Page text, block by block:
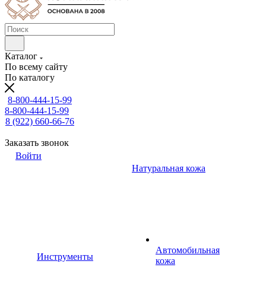
Каталог
По всему сайту
По каталогу
8-800-444-15-99
8-800-444-15-99
8 (922) 660-66-76
Заказать звонок
Войти
Инструменты
Натуральная кожа
Автомобильная
кожа